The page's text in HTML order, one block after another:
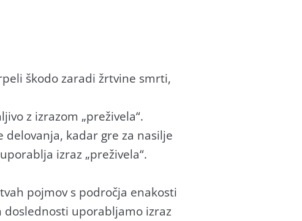
škodo zaradi žrtvine smrti,
z izrazom „preživela“.
delovanja, kadar gre za nasilje
izraz „preživela“.
pojmov s področja enakosti
doslednosti uporabljamo izraz